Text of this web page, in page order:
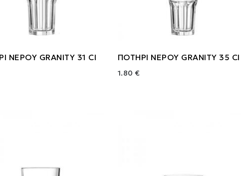
ΝΕΡΟΥ GRANITY 31 Cl ΠΟΤΗΡΙ ΝΕΡΟΥ GRANITY 35 Cl
1.80 €